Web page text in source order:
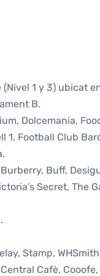
1 y 3) ubicat
B.
Dolcemania,
1, Football Club
Buff,
Secret, The
Stamp,
Cafè,